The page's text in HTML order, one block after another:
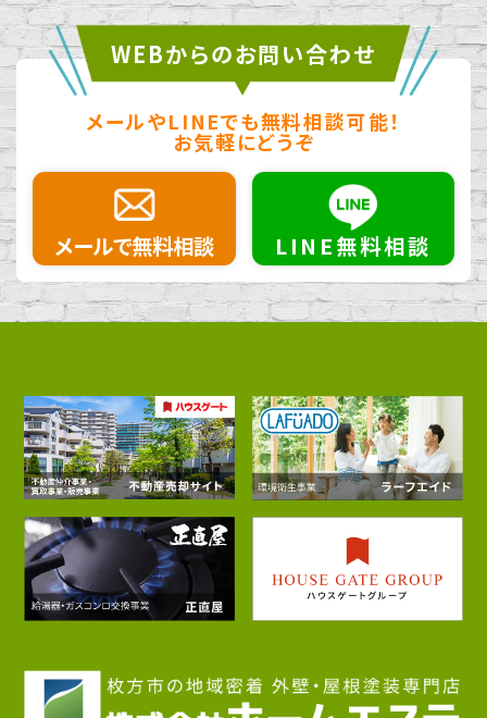
WEBからのお問い合わせ
メールやLINEでも無料相談可能！
お気軽にどうぞ
メールで無料相談 LINE無料相談